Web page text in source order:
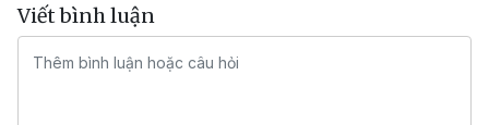
Viết bình luận